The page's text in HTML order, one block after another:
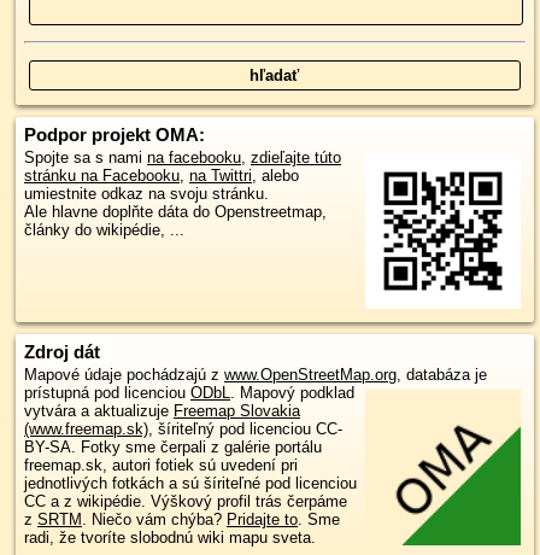
Podpor projekt OMA:
Spojte sa s nami na facebooku, zdieľajte túto
stránku na Facebooku, na Twittri, alebo
umiestnite odkaz na svoju stránku.
Ale hlavne doplňte dáta do Openstreetmap,
články do wikipédie, ...
Zdroj dát
Mapové údaje pochádzajú z www.OpenStreetMap.org, databáza je
prístupná pod licenciou ODbL. Mapový podklad
vytvára a aktualizuje Freemap Slovakia
(www.freemap.sk), šíriteľný pod licenciou CC-
BY-SA. Fotky sme čerpali z galérie portálu
freemap.sk, autori fotiek sú uvedení pri
jednotlivých fotkách a sú šíriteľné pod licenciou
CC a z wikipédie. Výškový profil trás čerpáme
z SRTM . Niečo vám chýba? Pridajte to. Sme
radi, že tvoríte slobodnú wiki mapu sveta.